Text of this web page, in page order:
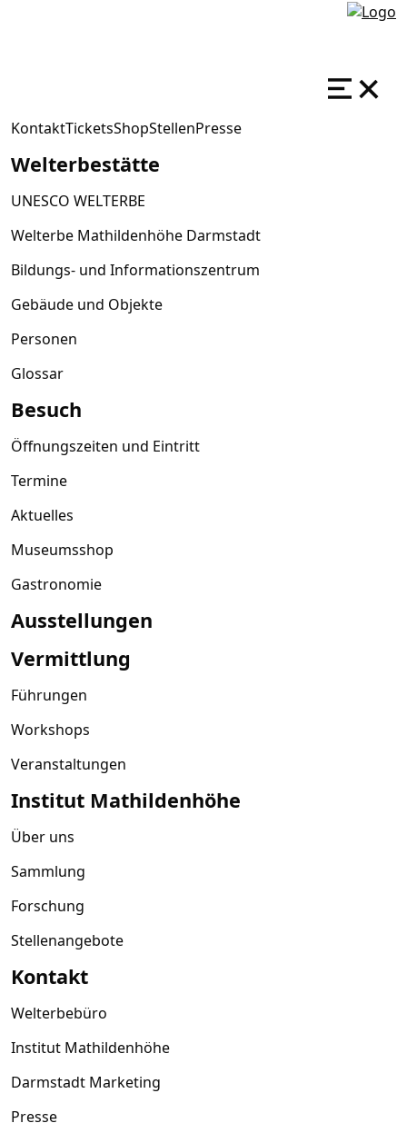
KontaktTicketsShopStellenPresse
Welterbestätte
UNESCO WELTERBE
Welterbe Mathildenhöhe Darmstadt
Bildungs- und Informationszentrum
Gebäude und Objekte
Personen
Glossar
Besuch
Öffnungszeiten und Eintritt
Termine
Aktuelles
Museumsshop
Gastronomie
Ausstellungen
Vermittlung
Führungen
Workshops
Veranstaltungen
Institut Mathildenhöhe
Über uns
Sammlung
Forschung
Stellenangebote
Kontakt
Welterbebüro
Institut Mathildenhöhe
Darmstadt Marketing
Presse